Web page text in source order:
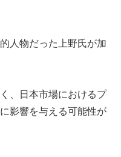
人物だった上野氏が加
、日本市場におけるプ
影響を与える可能性が